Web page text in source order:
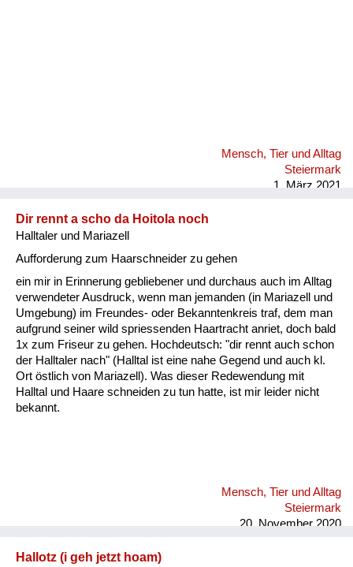
Mensch, Tier und Alltag
Steiermark
1. März 2021
Dir rennt a scho da Hoitola noch
Halltaler und Mariazell
Aufforderung zum Haarschneider zu gehen
ein mir in Erinnerung gebliebener und durchaus auch im Alltag
verwendeter Ausdruck, wenn man jemanden (in Mariazell und
Umgebung) im Freundes- oder Bekanntenkreis traf, dem man
aufgrund seiner wild spriessenden Haartracht anriet, doch bald
1x zum Friseur zu gehen. Hochdeutsch: "dir rennt auch schon
der Halltaler nach" (Halltal ist eine nahe Gegend und auch kl.
Ort östlich von Mariazell). Was dieser Redewendung mit
Halltal und Haare schneiden zu tun hatte, ist mir leider nicht
bekannt.
Mensch, Tier und Alltag
Steiermark
20. November 2020
Hallotz (i geh jetzt hoam)